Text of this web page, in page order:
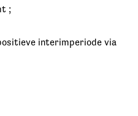
;
interimperiode via